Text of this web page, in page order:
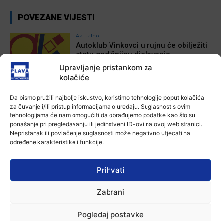
Upravljanje pristankom za
kolačiće
Da bismo pružili najbolje iskustvo, koristimo tehnologije poput kolačića
za čuvanje i/ili pristup informacijama o uređaju. Suglasnost s ovim
tehnologijama će nam omogućiti da obrađujemo podatke kao što su
ponašanje pri pregledavanju ili jedinstveni ID-ovi na ovoj web stranici.
Nepristanak ili povlačenje suglasnosti može negativno utjecati na
određene karakteristike i funkcije.
Prihvati
Zabrani
Pogledaj postavke
POVEZANE VIJESTI
Aktualno
Autoklub Vinkovci u rujnu će obilježiti
stotu godišnjicu djelovanja
7 kolovoza, 2026
Za dva tjedna započinje još jedna
Divlja liga
7 kolovoza, 2026
Aktualno
7 kolovoza, 2026
Zbog niskog vodostaja otežana